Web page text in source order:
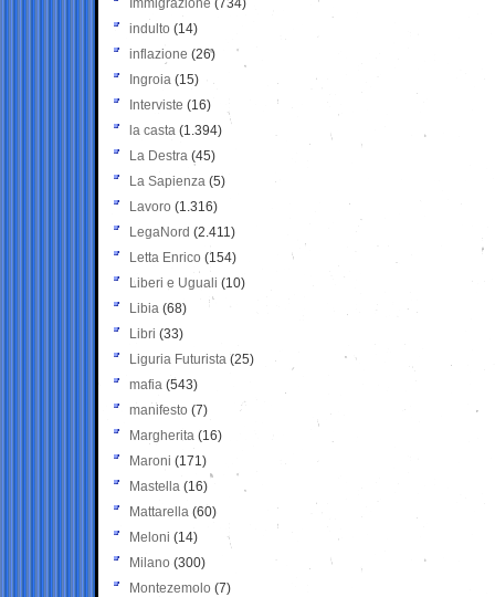
Immigrazione (734)
indulto (14)
inflazione (26)
Ingroia (15)
Interviste (16)
la casta (1.394)
La Destra (45)
La Sapienza (5)
Lavoro (1.316)
LegaNord (2.411)
Letta Enrico (154)
Liberi e Uguali (10)
Libia (68)
Libri (33)
Liguria Futurista (25)
mafia (543)
manifesto (7)
Margherita (16)
Maroni (171)
Mastella (16)
Mattarella (60)
Meloni (14)
Milano (300)
Montezemolo (7)